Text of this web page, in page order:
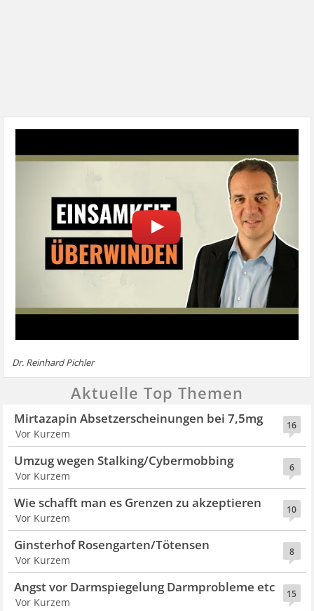
Dr. Reinhard Pichler
Aktuelle Top Themen
16
Mirtazapin Absetzerscheinungen bei 7,5mg
Vor Kurzem
6
Umzug wegen Stalking/Cybermobbing
Vor Kurzem
10
Wie schafft man es Grenzen zu akzeptieren
Vor Kurzem
8
Ginsterhof Rosengarten/Tötensen
Vor Kurzem
15
Angst vor Darmspiegelung Darmprobleme etc
Vor Kurzem